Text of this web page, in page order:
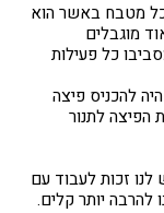
כל מטבח באשר הוא
מוגבלים
כל פעילות
להכניס פיצה
לתנור
לנו זכות לעבוד עם
יותר קלים.